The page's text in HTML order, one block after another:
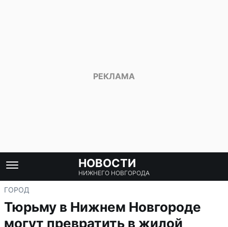
НОВОСТИ
НИЖНЕГО НОВГОРОДА
ГОРОД
Тюрьму в Нижнем Новгороде
могут превратить в жилой